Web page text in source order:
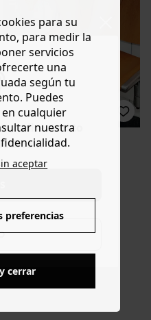
redirected to
?
Rebajas
24,99 €
-50%
para su
para medir la
servicios
una
según tu
Puedes
cualquier
nuestra
aceptar
preferencias
cerrar